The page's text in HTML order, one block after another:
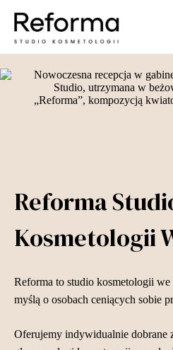
Reforma
Kosmetologii
Reforma to studio kosmetologii
myślą o osobach ceniących sobie
Oferujemy indywidualnie dobrane